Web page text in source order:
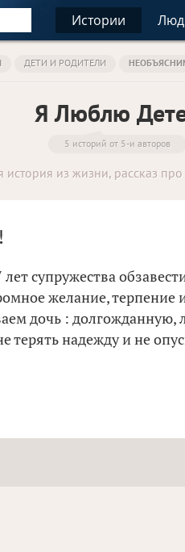
Истории
ДЕТИ И РОДИТЕЛИ
Я Люблю
5 историй от 5-и авторов
история из жизни, рассказ
супружества
желание, терпение
дочь :
надежду и не